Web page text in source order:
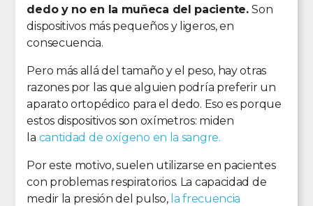
dedo y no en la muñeca del paciente.Son
dispositivos más pequeños y ligeros, en
consecuencia.
Pero más allá del tamaño y el peso, hay otras
razones por las que alguien podría preferir un
aparato ortopédico para el dedo. Eso es porque
estos dispositivos son oxímetros: miden
la cantidad de oxígeno en la sangre.
Por este motivo, suelen utilizarse en pacientes
con problemas respiratorios. La capacidad de
medir la presión del pulso, la frecuencia